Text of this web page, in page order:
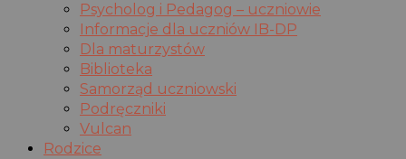
Psycholog i Pedagog – uczniowie
Informacje dla uczniów IB-DP
Dla maturzystów
Biblioteka
Samorząd uczniowski
Podręczniki
Vulcan
Rodzice